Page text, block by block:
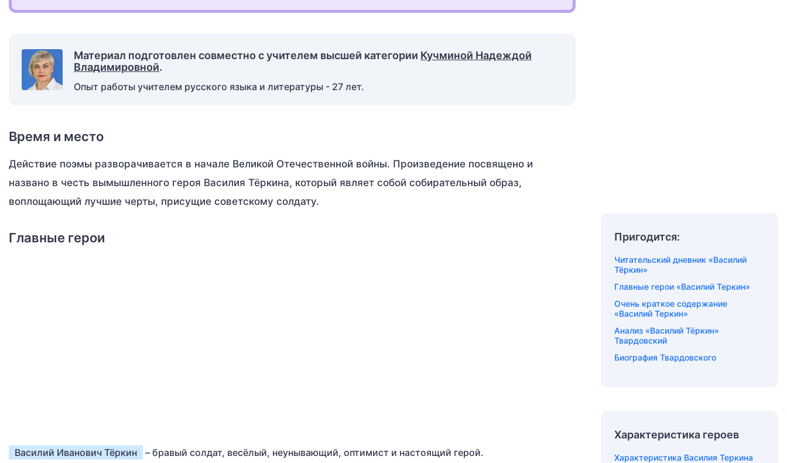
Материал подготовлен совместно с учителем высшей категории Кучминой Надеждой
Владимировной.
Опыт работы учителем русского языка и литературы - 27 лет.
Время и место
Действие поэмы разворачивается в начале Великой Отечественной войны. Произведение посвящено и
названо в честь вымышленного героя Василия Тёркина, который являет собой собирательный образ,
воплощающий лучшие черты, присущие советскому солдату.
Главные герои
Василий Иванович Тёркин – бравый солдат, весёлый, неунывающий, оптимист и настоящий герой.
Пригодится:
Читательский дневник «Василий
Тёркин»
Главные герои «Василий Теркин»
Очень краткое содержание
«Василий Теркин»
Анализ «Василий Тёркин»
Твардовский
Биография Твардовского
Характеристика героев
Характеристика Василия Теркина